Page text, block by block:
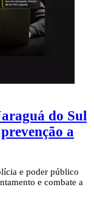
do Sul
a
e poder público
e combate a